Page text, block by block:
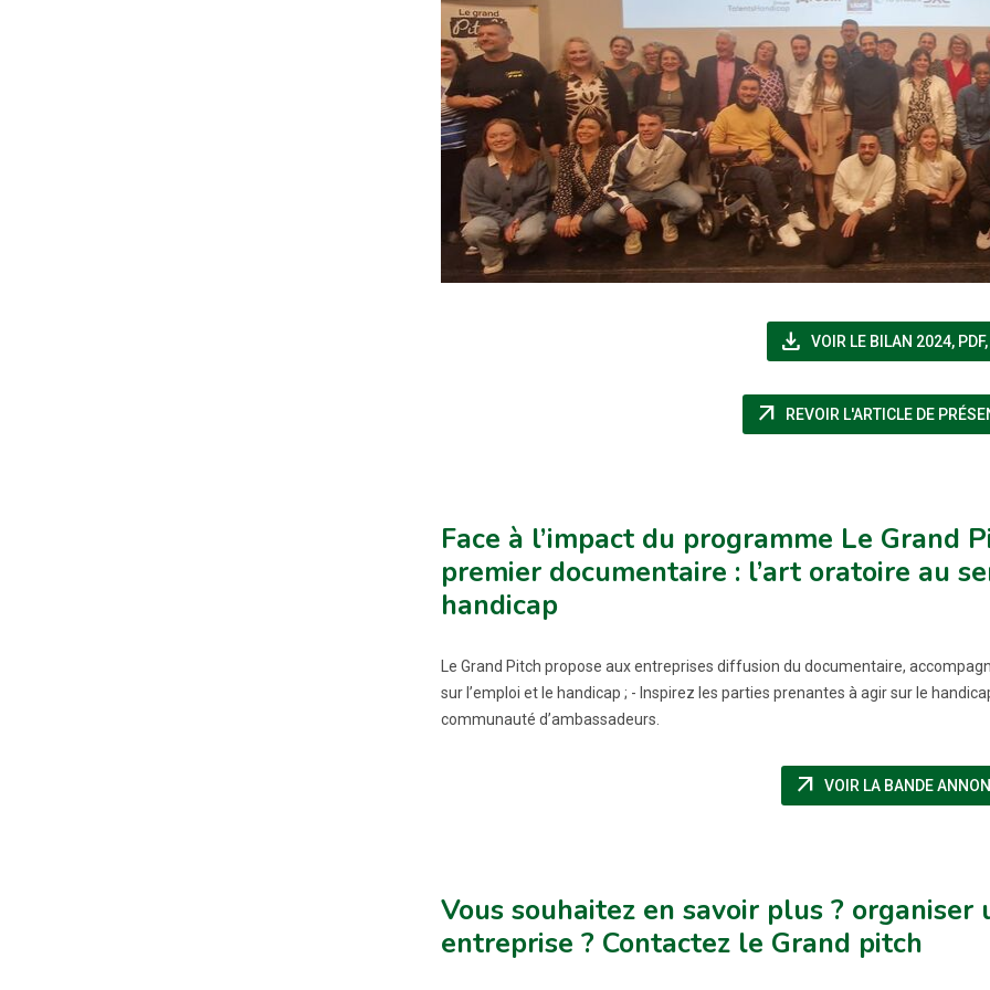
file_download VOIR LE BILAN 2024,
arrow_outward REVOIR L'ARTICLE DE
Face à l’impact du programme Le Grand
premier documentaire : l’art oratoire au
handicap
Le Grand Pitch propose aux entreprises diffusion du documentaire,
sur l’emploi et le handicap ; - Inspirez les parties prenantes à agir sur le
communauté d’ambassadeurs.
arrow_outward VOIR LA BANDE
Vous souhaitez en savoir plus ?
entreprise ? Contactez le Grand pitch